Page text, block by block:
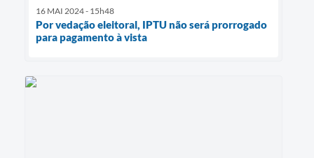
16 MAI 2024 - 15h48
Por vedação eleitoral, IPTU não será prorrogado
para pagamento à vista